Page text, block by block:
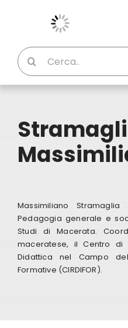
Cerca
per:
Massimiliano
Pedagogia generale e
Studi di Macerata.
maceratese, il Centro di
Didattica nel Campo
Formative (CIRDIFOR).